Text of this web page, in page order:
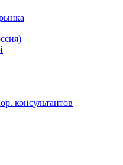
консультантов